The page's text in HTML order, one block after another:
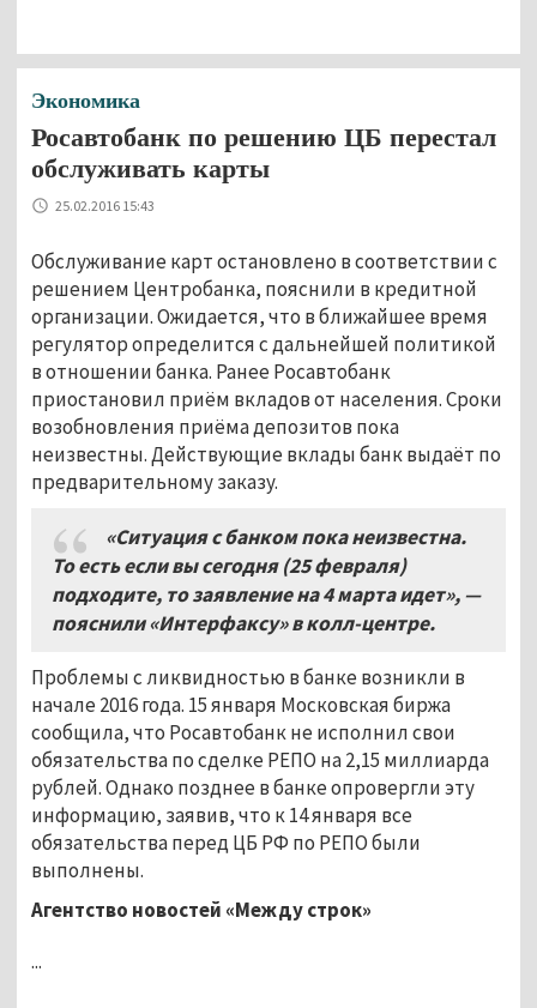
Экономика
Росавтобанк по решению ЦБ перестал
обслуживать карты
25.02.2016 15:43
Обслуживание карт остановлено в соответствии с
решением Центробанка, пояснили в кредитной
организации. Ожидается, что в ближайшее время
регулятор определится с дальнейшей политикой
в отношении банка. Ранее Росавтобанк
приостановил приём вкладов от населения. Сроки
возобновления приёма депозитов пока
неизвестны. Действующие вклады банк выдаёт по
предварительному заказу.
«Ситуация с банком пока неизвестна.
То есть если вы сегодня (25 февраля)
подходите, то заявление на 4 марта идет», —
пояснили «Интерфаксу» в колл-центре.
Проблемы с ликвидностью в банке возникли в
начале 2016 года. 15 января Московская биржа
сообщила, что Росавтобанк не исполнил свои
обязательства по сделке РЕПО на 2,15 миллиарда
рублей. Однако позднее в банке опровергли эту
информацию, заявив, что к 14 января все
обязательства перед ЦБ РФ по РЕПО были
выполнены.
Агентство новостей «Между строк»
...